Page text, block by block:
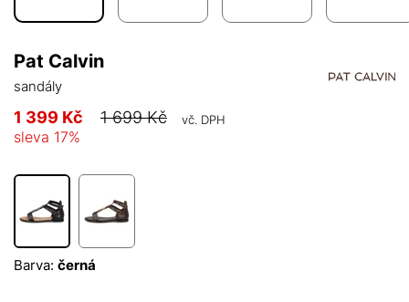
Pat Calvin
sandály
1 399 Kč 1 699 Kč vč. DPH
sleva 17%
Barva: černá